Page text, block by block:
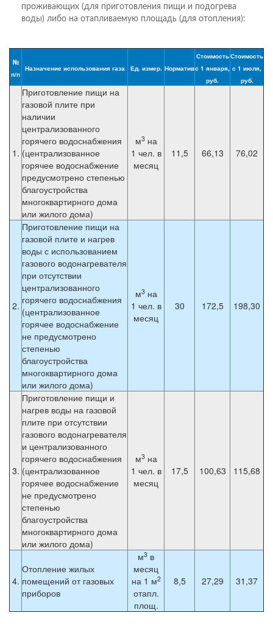
проживающих (для приготовления пищи и подогрева
воды) либо на отапливаемую площадь (для отопления):
№
п/п
Назначение использования газа Ед. измер. Норматив
Стоимость
с 1 января,
руб.
Стоимость
с 1 июля,
руб.
1.
Приготовление пищи на
газовой плите при
наличии
централизованного
горячего водоснабжения
(централизованное
горячее водоснабжение
предусмотрено степенью
благоустройства
многоквартирного дома
или жилого дома)
м3на
1 чел. в
месяц
11,5 66,13 76,02
2.
Приготовление пищи на
газовой плите и нагрев
воды с использованием
газового водонагревателя
при отсутствии
централизованного
горячего водоснабжения
(централизованное
горячее водоснабжение
не предусмотрено
степенью
благоустройства
многоквартирного дома
или жилого дома)
м3на
1 чел. в
месяц
30 172,5 198,30
3.
Приготовление пищи и
нагрев воды на газовой
плите при отсутствии
газового водонагревателя
и централизованного
горячего водоснабжения
(централизованное
горячее водоснабжение
не предусмотрено
степенью
благоустройства
многоквартирного дома
или жилого дома)
м3на
1 чел. в
месяц
17,5 100,63 115,68
4.
Отопление жилых
помещений от газовых
приборов
м3 в
месяц
на 1 м2
отапл.
площ.
8,5 27,29 31,37